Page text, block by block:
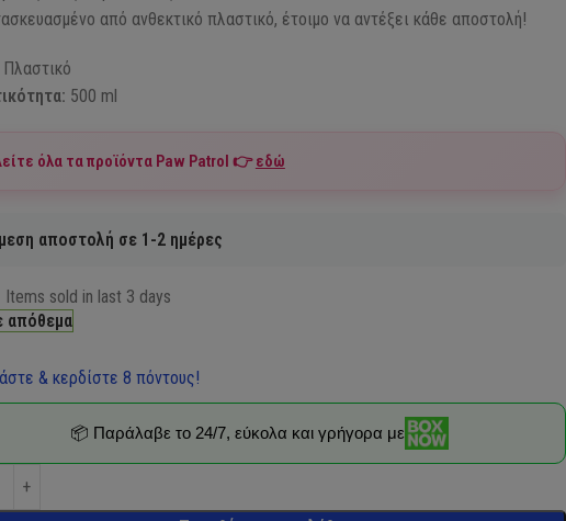
από ανθεκτικό πλαστικό, έτοιμο να αντέξει κάθε αποστολή!
Πλαστικό
500 ml
όλα τα προϊόντα Paw Patrol 👉εδώ
αποστολή σε 1-2 ημέρες
Items sold in last 3 days
απόθεμα
& κερδίστε 8 πόντους!
📦 Παράλαβε το 24/7, εύκολα και γρήγορα με